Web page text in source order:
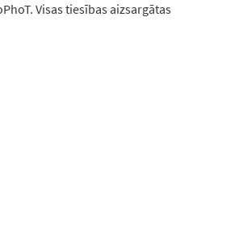
Visas tiesības aizsargātas